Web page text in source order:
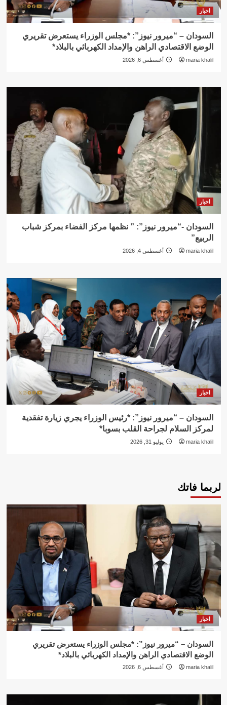
اخبار
السودان – “ميرور نيوز”: *مجلس الوزراء يستعرض تقريري
الوضع الاقتصادي الراهن والإمداد الكهربائي بالبلاد*
maria khalil أغسطس 6, 2026
اخبار
السودان -“ميرور نيوز”: ” نظمها مركز الفضاء بمركز شباب
الربيع”
maria khalil أغسطس 4, 2026
اخبار
السودان – “ميرور نيوز”: *رئيس الوزراء يجري زيارة تفقدية
لمركز السلام لجراحة القلب بسوبا*
maria khalil يوليو 31, 2026
لربما فاتك
اخبار
السودان – “ميرور نيوز”: *مجلس الوزراء يستعرض تقريري
الوضع الاقتصادي الراهن والإمداد الكهربائي بالبلاد*
maria khalil أغسطس 6, 2026